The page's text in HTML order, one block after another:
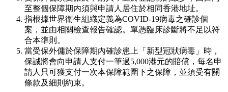
至整個保障期内須與申請人居住於相同香港地址。
指根據世界衛生組織定義為COVID-19病毒之確診個
案，並由相關檢查報告確認。單憑臨床診斷將不足以符
合本準則。
當受保外傭於保障期內確診患上「新型冠狀病毒」時，
保誠將會向申請人支付一筆過5,000港元的賠償，每名申
請人只可獲支付一次本保障範圍下之保障，並須受有關
條款及細則約束。